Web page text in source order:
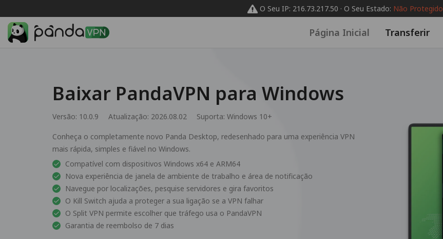
O Seu IP: 216.73.217.50 · O Seu Estado: Não Protegido
Página Inicial Transferir
Baixar PandaVPN para Windows
Versão: 10.0.9 Atualização: 2026.08.02 Suporta: Windows 10+
Conheça o completamente novo Panda Desktop, redesenhado para uma experiência VPN
mais rápida, simples e fiável no Windows.
Compatível com dispositivos Windows x64 e ARM64
Nova experiência de janela de ambiente de trabalho e área de notificação
Navegue por localizações, pesquise servidores e gira favoritos
O Kill Switch ajuda a proteger a sua ligação se a VPN falhar
O Split VPN permite escolher que tráfego usa o PandaVPN
Garantia de reembolso de 7 dias